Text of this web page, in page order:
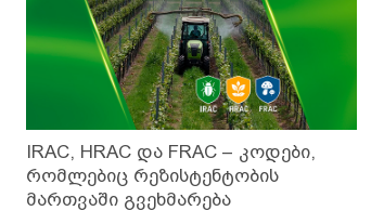
IRAC, HRAC და FRAC – კოდები,
რომლებიც რეზისტენტობის
მართვაში გვეხმარება